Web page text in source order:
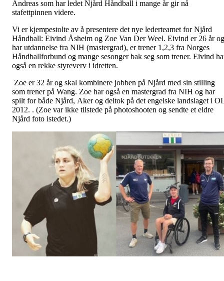
Andreas som har ledet Njård Håndball i mange år gir nå
stafettpinnen videre.
Vi er kjempestolte av å presentere det nye lederteamet for Njård
Håndball: Eivind Åsheim og Zoe Van Der Weel. Eivind er 26 år og
har utdannelse fra NIH (mastergrad), er trener 1,2,3 fra Norges
Håndballforbund og mange sesonger bak seg som trener. Eivind
også en rekke styreverv i idretten.
Zoe er 32 år og skal kombinere jobben på Njård med sin stilling
som trener på Wang. Zoe har også en mastergrad fra NIH og har
spilt for både Njård, Aker og deltok på det engelske landslaget i
2012. . (Zoe var ikke tilstede på photoshooten og sendte et eldre
Njård foto istedet.)